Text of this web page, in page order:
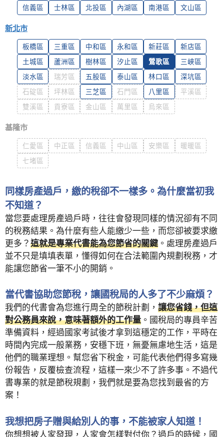
信義區
士林區 北投區 內湖區 南港區 文山區
新北市
板橋區 三重區 中和區 永和區 新莊區
新店區
土城區
蘆洲區 樹林區 汐止區 鶯歌區
三峽區
淡水區
瑞芳區 五股區 泰山區 林口區
深坑區
石碇區
坪林區 三芝區 石門區 八里區
平溪區
雙溪區
貢寮區 金山區 萬里區 烏來區
基隆市
仁愛區 中正區 信義區 中山區 安樂區
暖暖區
七堵區
同樣房產過戶，繳的稅卻不一樣多。為什麼當初我
不知道？
當您要處理房產過戶時，往往會發現同樣的情況卻有不同
的稅務結果。為什麼有些人能繳少一些，而您卻被要求繳
更多？ 這就是專業代書能為您節省的關鍵 。處理房產過戶
並不只是填填表單，懂得如何在合法範圍內規劃稅務，才
能讓您節省一筆不小的開銷。
當代書協助您節稅，讓國稅局的人多了不少麻煩？
我們的代書會為您進行周全的節稅計劃， 讓您省錢，但這
對公務員來說，意味著額外的工作量 。國稅局的專員辛苦
準備資料，經過國家考試後才拿到這穩定的工作，平時在
時間內完成一般業務，安穩下班，無憂無慮地生活，這是
他們的職業理想。幫您省下稅金，可能代表他們得多寫幾
份報告，反覆檢查流程，這樣一來少不了許多事。不過代
書專業的就是節稅規劃，我們就是要為您找到最省的方
案！
我想把房子贈與給別人的事，不能被家人知道！
你想想被人家發現，人家會怎樣對付你？過戶的時候，國